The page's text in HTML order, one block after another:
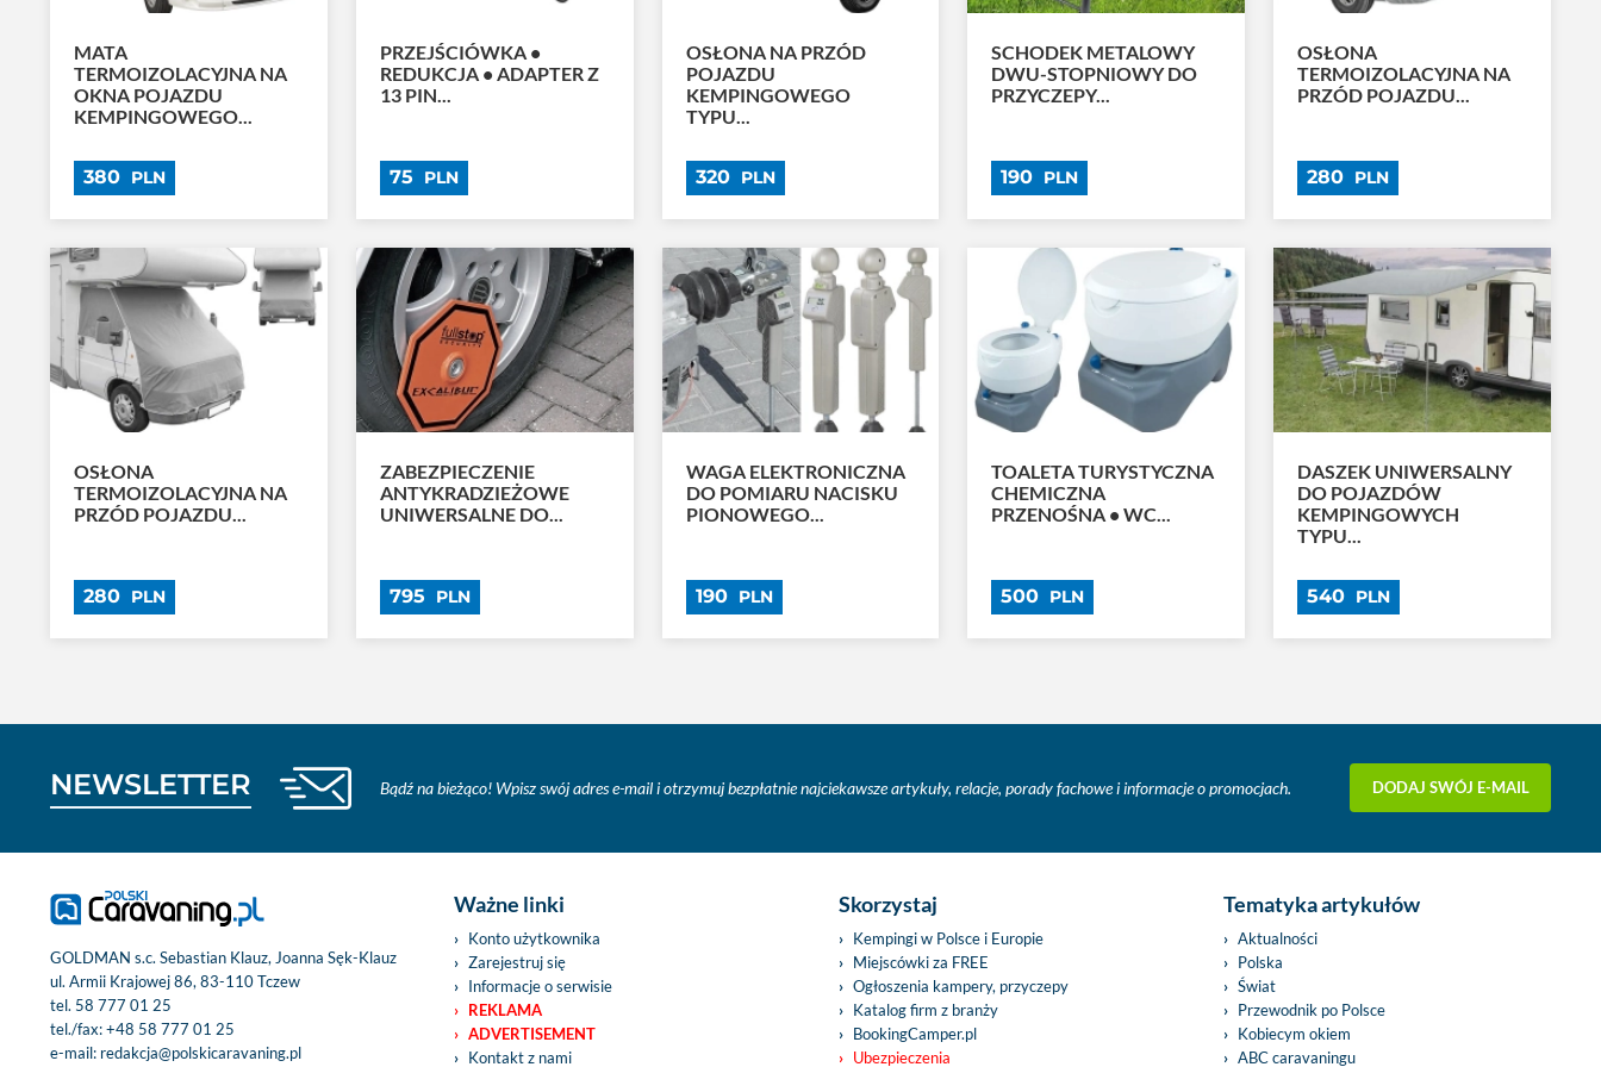
MATA
TERMOIZOLACYJNA NA
OKNA POJAZDU
KEMPINGOWEGO...
380 PLN
PRZEJŚCIÓWKA •
REDUKCJA • ADAPTER Z
13 PIN...
75 PLN
OSŁONA NA PRZÓD
POJAZDU
KEMPINGOWEGO
TYPU...
320 PLN
SCHODEK METALOWY
DWU-STOPNIOWY DO
PRZYCZEPY...
190 PLN
OSŁONA
TERMOIZOLACYJNA NA
PRZÓD POJAZDU...
280 PLN
OSŁONA
TERMOIZOLACYJNA NA
PRZÓD POJAZDU...
280 PLN
ZABEZPIECZENIE
ANTYKRADZIEŻOWE
UNIWERSALNE DO...
795 PLN
WAGA ELEKTRONICZNA
DO POMIARU NACISKU
PIONOWEGO...
190 PLN
TOALETA TURYSTYCZNA
CHEMICZNA
PRZENOŚNA • WC...
500 PLN
DASZEK UNIWERSALNY
DO POJAZDÓW
KEMPINGOWYCH
TYPU...
540 PLN
NEWSLETTER Bądź na bieżąco! Wpisz swój adres e-mail i otrzymuj bezpłatnie najciekawsze artykuły, relacje, porady fachowe i informacje o promocjach. DODAJ SWÓJ E-MAIL
GOLDMAN s.c. Sebastian Klauz, Joanna Sęk-Klauz
ul. Armii Krajowej 86, 83-110 Tczew
tel. 58 777 01 25
tel./fax:+48 58 777 01 25
e-mail: redakcja@polskicaravaning.pl
Ważne linki
Konto użytkownika
Zarejestruj się
Informacje o serwisie
REKLAMA
ADVERTISEMENT
Kontakt z nami
Skorzystaj
Kempingi w Polsce i Europie
Miejscówki za FREE
Ogłoszenia kampery, przyczepy
Katalog firm z branży
BookingCamper.pl
Ubezpieczenia
Tematyka artykułów
Aktualności
Polska
Świat
Przewodnik po Polsce
Kobiecym okiem
ABC caravaningu